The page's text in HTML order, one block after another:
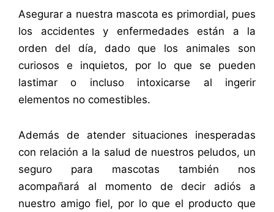
Asegurar a nuestra mascota es primordial, pues
los accidentes y enfermedades están a la
orden del día, dado que los animales son
curiosos e inquietos, por lo que se pueden
lastimar o incluso intoxicarse al ingerir
elementos no comestibles.
Además de atender situaciones inesperadas
con relación a la salud de nuestros peludos, un
seguro para mascotas también nos
acompañará al momento de decir adiós a
nuestro amigo fiel, por lo que el producto que